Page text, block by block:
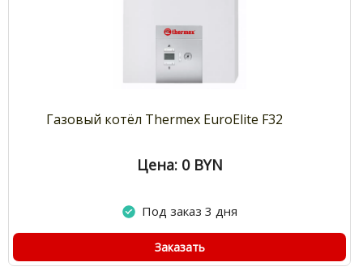
Газовый котёл Thermex EuroElite F32
Цена: 0 BYN
Под заказ 3 дня
Заказать